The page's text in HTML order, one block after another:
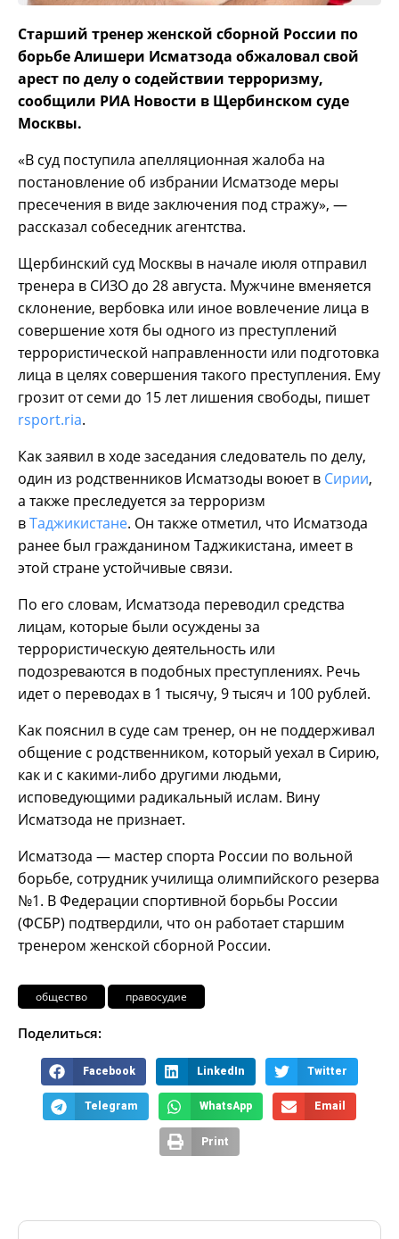
Старший тренер женской сборной России по
борьбе Алишери Исматзода обжаловал свой
арест по делу о содействии терроризму,
сообщили РИА Новости в Щербинском суде
Москвы.
«В суд поступила апелляционная жалоба на
постановление об избрании Исматзоде меры
пресечения в виде заключения под стражу», —
рассказал собеседник агентства.
Щербинский суд Москвы в начале июля отправил
тренера в СИЗО до 28 августа. Мужчине вменяется
склонение, вербовка или иное вовлечение лица в
совершение хотя бы одного из преступлений
террористической направленности или подготовка
лица в целях совершения такого преступления. Ему
грозит от семи до 15 лет лишения свободы, пишет
rsport.ria.
Как заявил в ходе заседания следователь по делу,
один из родственников Исматзоды воюет в Сирии,
а также преследуется за терроризм
вТаджикистане. Он также отметил, что Исматзода
ранее был гражданином Таджикистана, имеет в
этой стране устойчивые связи.
По его словам, Исматзода переводил средства
лицам, которые были осуждены за
террористическую деятельность или
подозреваются в подобных преступлениях. Речь
идет о переводах в 1 тысячу, 9 тысяч и 100 рублей.
Как пояснил в суде сам тренер, он не поддерживал
общение с родственником, который уехал в Сирию,
как и с какими-либо другими людьми,
исповедующими радикальный ислам. Вину
Исматзода не признает.
Исматзода — мастер спорта России по вольной
борьбе, сотрудник училища олимпийского резерва
№1. В Федерации спортивной борьбы России
(ФСБР) подтвердили, что он работает старшим
тренером женской сборной России.
общество правосудие
Поделиться:
Facebook LinkedIn Twitter
Telegram WhatsApp Email
Print